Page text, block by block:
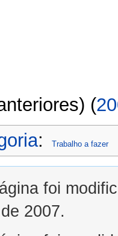
(
: Trabalho a fazer
foi
2007.